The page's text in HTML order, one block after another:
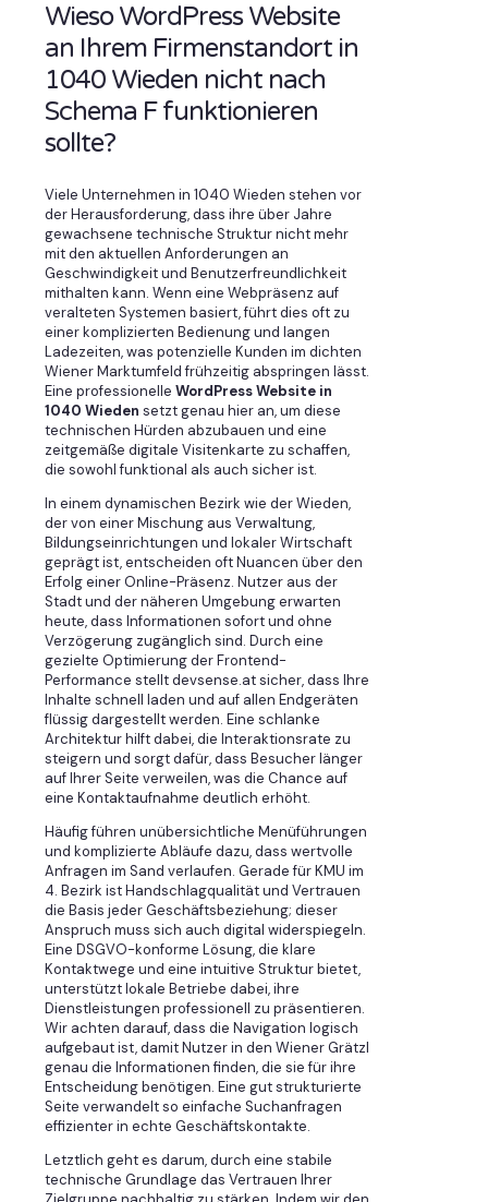
Wieso WordPress Website
an Ihrem Firmenstandort in
1040 Wieden nicht nach
Schema F funktionieren
sollte?
Viele Unternehmen in 1040 Wieden stehen vor
der Herausforderung, dass ihre über Jahre
gewachsene technische Struktur nicht mehr
mit den aktuellen Anforderungen an
Geschwindigkeit und Benutzerfreundlichkeit
mithalten kann. Wenn eine Webpräsenz auf
veralteten Systemen basiert, führt dies oft zu
einer komplizierten Bedienung und langen
Ladezeiten, was potenzielle Kunden im dichten
Wiener Marktumfeld frühzeitig abspringen lässt.
Eine professionelle WordPress Website in
1040 Wieden setzt genau hier an, um diese
technischen Hürden abzubauen und eine
zeitgemäße digitale Visitenkarte zu schaffen,
die sowohl funktional als auch sicher ist.
In einem dynamischen Bezirk wie der Wieden,
der von einer Mischung aus Verwaltung,
Bildungseinrichtungen und lokaler Wirtschaft
geprägt ist, entscheiden oft Nuancen über den
Erfolg einer Online-Präsenz. Nutzer aus der
Stadt und der näheren Umgebung erwarten
heute, dass Informationen sofort und ohne
Verzögerung zugänglich sind. Durch eine
gezielte Optimierung der Frontend-
Performance stellt devsense.at sicher, dass Ihre
Inhalte schnell laden und auf allen Endgeräten
flüssig dargestellt werden. Eine schlanke
Architektur hilft dabei, die Interaktionsrate zu
steigern und sorgt dafür, dass Besucher länger
auf Ihrer Seite verweilen, was die Chance auf
eine Kontaktaufnahme deutlich erhöht.
Häufig führen unübersichtliche Menüführungen
und komplizierte Abläufe dazu, dass wertvolle
Anfragen im Sand verlaufen. Gerade für KMU im
4. Bezirk ist Handschlagqualität und Vertrauen
die Basis jeder Geschäftsbeziehung; dieser
Anspruch muss sich auch digital widerspiegeln.
Eine DSGVO-konforme Lösung, die klare
Kontaktwege und eine intuitive Struktur bietet,
unterstützt lokale Betriebe dabei, ihre
Dienstleistungen professionell zu präsentieren.
Wir achten darauf, dass die Navigation logisch
aufgebaut ist, damit Nutzer in den Wiener Grätzl
genau die Informationen finden, die sie für ihre
Entscheidung benötigen. Eine gut strukturierte
Seite verwandelt so einfache Suchanfragen
effizienter in echte Geschäftskontakte.
Letztlich geht es darum, durch eine stabile
technische Grundlage das Vertrauen Ihrer